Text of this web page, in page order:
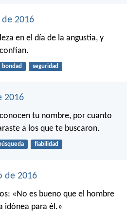
2016
en el día de la angustia, y
bondad seguridad
2016
tu nombre, por cuanto
a los que te buscaron.
fiabilidad
de 2016
«No es bueno que el hombre
idónea para él.»